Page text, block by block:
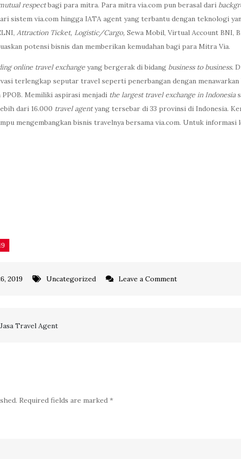
respectbagi para mitra. Para mitra via.com pun berasal dari
sistem via.com hingga IATA agent yang terbantu dengan teknologi
Attraction Ticket, Logistic/Cargo, Sewa Mobil, Virtual Account BNI,
potensi bisnis dan memberikan kemudahan bagi para Mitra Via.
online travel exchange yang bergerak di bidang business to business.
terlengkap seputar travel seperti penerbangan dengan
Memiliki aspirasi menjadi the largest travel exchange in Indonesia
dari 16.000 travel agentyang tersebar di 33 provinsi di Indonesia.
mengembangkan bisnis travelnya bersama via.com. Untuk informasi
2019 Uncategorized Leave a Commenton
Travel Agent
Required fields are marked *